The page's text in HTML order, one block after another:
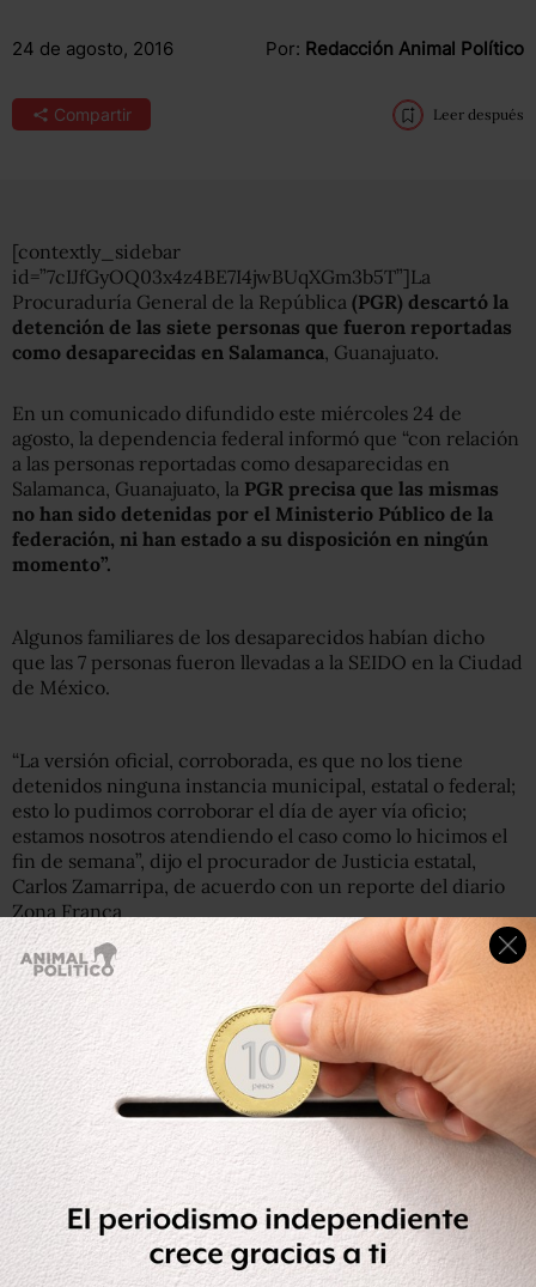
24 de agosto, 2016 Por: Redacción Animal Político
Compartir Leer después
[contextly_sidebar
id=”7cIJfGyOQ03x4z4BE7I4jwBUqXGm3b5T”]La
Procuraduría General de la República (PGR) descartó la
detención de las siete personas que fueron reportadas
como desaparecidas en Salamanca, Guanajuato.
En un comunicado difundido este miércoles 24 de
agosto, la dependencia federal informó que “con relación
a las personas reportadas como desaparecidas en
Salamanca, Guanajuato, la PGR precisa que las mismas
no han sido detenidas por el Ministerio Público de la
federación, ni han estado a su disposición en ningún
momento”.
Algunos familiares de los desaparecidos habían dicho
que las 7 personas fueron llevadas a la SEIDO en la Ciudad
de México.
“La versión oficial, corroborada, es que no los tiene
detenidos ninguna instancia municipal, estatal o federal;
esto lo pudimos corroborar el día de ayer vía oficio;
estamos nosotros atendiendo el caso como lo hicimos el
fin de semana”, dijo el procurador de Justicia estatal,
Carlos Zamarripa, de acuerdo con un reporte del diario
Zona Franca
Diarios locales reportaron que el pasado viernes 19 de
agostosiete personas fueron secuestradascuando
estaban e
n una vulcanizadora en la comunidad de Cerro
Gordo, en Salamanca.